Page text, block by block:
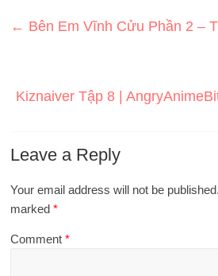
← Bên Em Vĩnh Cửu Phần 2 –
Kiznaiver Tập 8 |
Leave a Reply
Your email address will not be published.
marked*
Comment*